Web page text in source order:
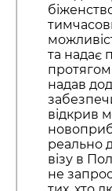
та надає
протягом
надав
відкрив
реально
візу в
не